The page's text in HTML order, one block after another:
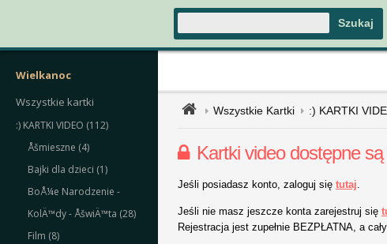
Wielkanoc
Wszystkie kartki
:) KARTKI VIDEO (112)
Åšmieszne (4)
Bajki dla dzieci (1)
BoÅ¼e Narodzenie -
KolÄ™dy - ÅšwiÄ™ta (28)
Film (8)
Wszystkie Kartki :) KARTKI
Kartki video dostępne
Jeśli posiadasz konto, zaloguj się tutaj.
Jeśli nie masz jeszcze konta zarejestruj się
Rejestracja jest zupełnie BEZPŁATNA, a